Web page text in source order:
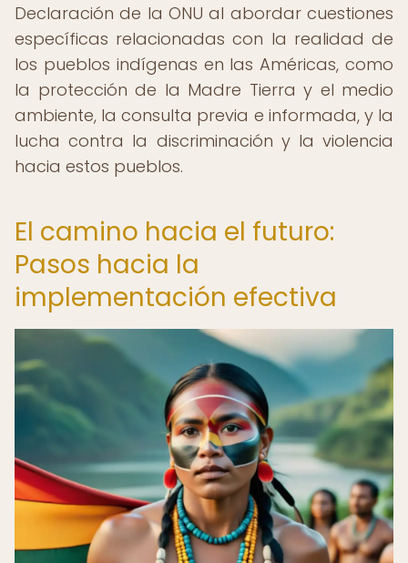
Declaración de la ONU al abordar cuestiones
específicas relacionadas con la realidad de
los pueblos indígenas en las Américas, como
la protección de la Madre Tierra y el medio
ambiente, la consulta previa e informada, y la
lucha contra la discriminación y la violencia
hacia estos pueblos.
El camino hacia el futuro:
Pasos hacia la
implementación efectiva